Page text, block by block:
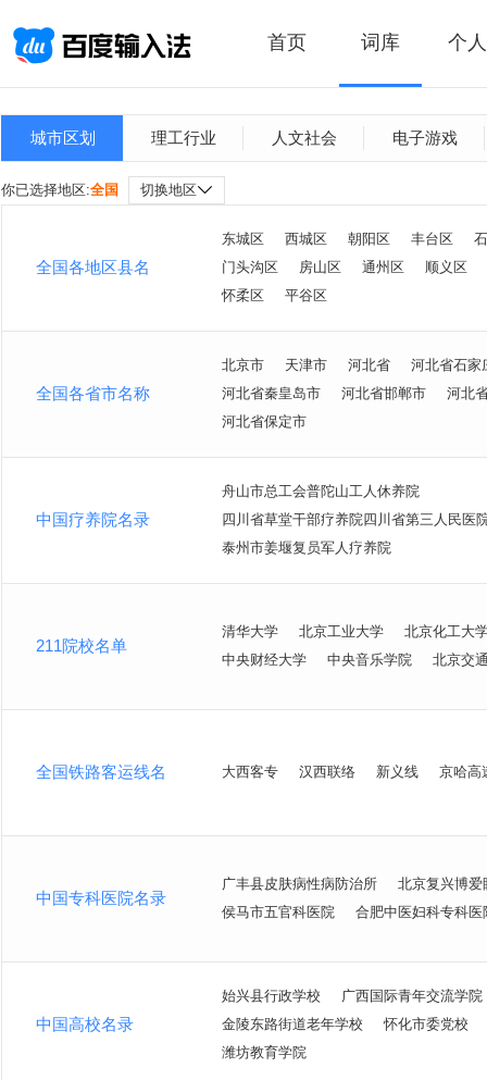
首页 词库 个
城市区划 理工行业 人文社会 电子游戏
你已选择地区:全国 切换地区
全国各地区县名
东城区 西城区 朝阳区 丰台区
门头沟区
房山区 通州区
顺义区
怀柔区
平谷区
全国各省市名称
北京市 天津市 河北省
河北省石家
河北省秦皇岛市
河北省邯郸市
河北
河北省保定市
中国疗养院名录
舟山市总工会普陀山工人休养院
四川省草堂干部疗养院四川省第三人民医
泰州市姜堰复员军人疗养院
211院校名单
清华大学 北京工业大学
北京化工大
中央财经大学
中央音乐学院 北京交
全国铁路客运线名 大西客专 汉西联络 新义线 京哈高
中国专科医院名录
广丰县皮肤病性病防治所
北京复兴博爱
侯马市五官科医院
合肥中医妇科专科医
中国高校名录
始兴县行政学校
广西国际青年交流学院
金陵东路街道老年学校
怀化市委党校
潍坊教育学院